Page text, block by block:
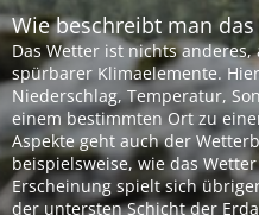
Wie beschreibt man das
Das Wetter ist nichts
spürbarer Klimaelemente.
Niederschlag, Temperatur,
einem bestimmten Ort zu
Aspekte geht auch der
beispielsweise, wie das
Erscheinung spielt sich
der untersten Schicht der